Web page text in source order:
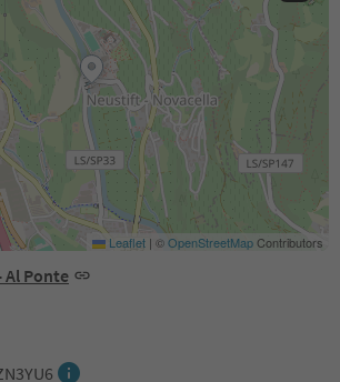
Ponte
Leaflet | ©OpenStreetMapContributors